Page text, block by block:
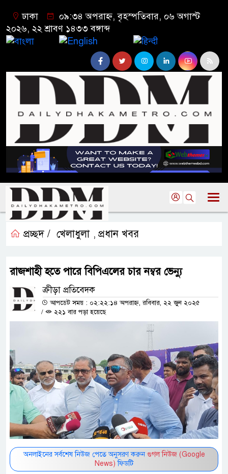
ঢাকা
০৯:৩৪ অপরাহ্ন, বৃহস্পতিবার, ০৬ অগাস্ট
২০২৬, ২২ শ্রাবণ ১৪৩৩ বঙ্গাব্দ
প্রচ্ছদ / খেলাধুলা , প্রধান খবর
রাজশাহী হতে পারে বিপিএলের চার নম্বর ভেন্যু
ক্রীড়া প্রতিবেদক
আপডেট সময় : ০২:২২:১৪ অপরাহ্ন, রবিবার, ২২ জুন ২০২৫
/
২২১ বার পড়া হয়েছে
অনলাইনের সর্বশেষ নিউজ পেতে অনুসরণ করুন গুগল নিউজ (Google
News) ফিডটি